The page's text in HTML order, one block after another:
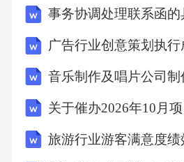
为4cm，其密度为_kg/m3.17.
车具有_；轮胎的温度会升高
化关系与热机中的_冲程相
公路桥梁等处撒上工业用盐
高）雪水的凝固点。18.如图
广告行业创意策划执
旅游行业游客满意度绩